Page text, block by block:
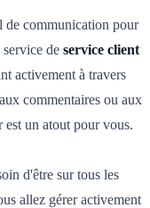
de communication pour
de service client
activement à travers
commentaires ou aux
un atout pour vous.
d'être sur tous les
allez gérer activement